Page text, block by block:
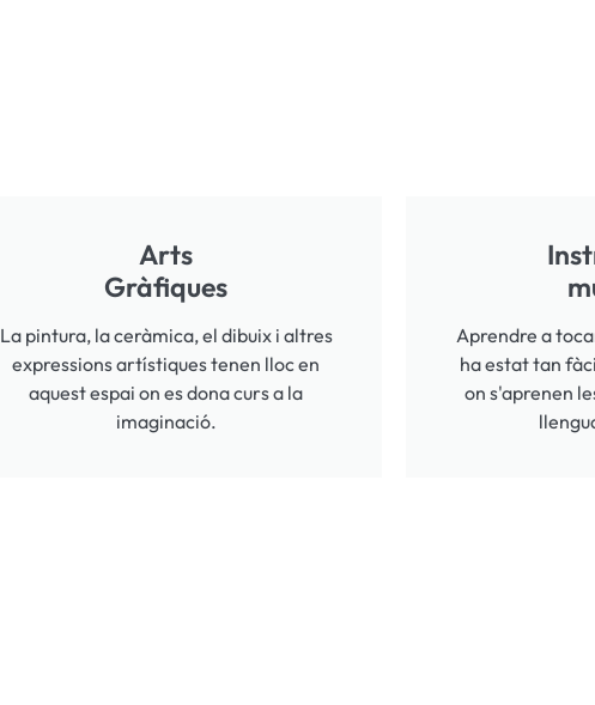
Arts
Gràfiques
La pintura, la ceràmica, el dibuix i altres
expressions artístiques tenen lloc en
aquest espai on es dona curs a la
imaginació.
Aprendre a
ha estat tan
on s'aprenen